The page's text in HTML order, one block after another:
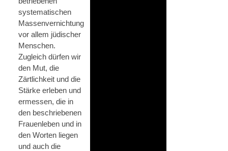
systematischen
Massenvernichtung
vor allem jüdischer
Menschen.
Zugleich dürfen wir
den Mut, die
Zärtlichkeit und die
Stärke erleben und
ermessen, die in
den beschriebenen
Frauenleben und in
den Worten liegen
und auch die